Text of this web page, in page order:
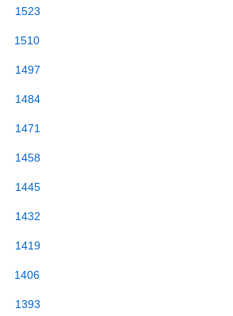
1523
1510
1497
1484
1471
1458
1445
1432
1419
1406
1393